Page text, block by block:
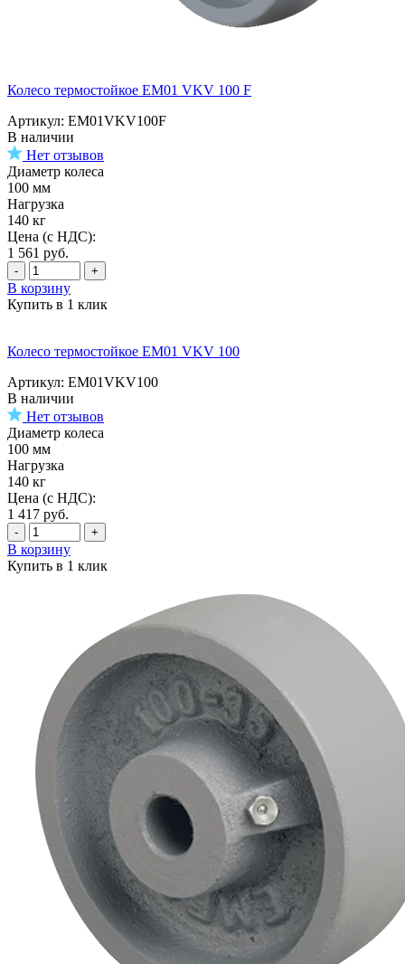
Колесо термостойкое EM01 VKV 100 F
Артикул: EM01VKV100F
В наличии
Нет отзывов
Диаметр колеса
100 мм
Нагрузка
140 кг
Цена (с НДС):
1 561 руб.
- +
В корзину
Купить в 1 клик
Колесо термостойкое EM01 VKV 100
Артикул: EM01VKV100
В наличии
Нет отзывов
Диаметр колеса
100 мм
Нагрузка
140 кг
Цена (с НДС):
1 417 руб.
- +
В корзину
Купить в 1 клик